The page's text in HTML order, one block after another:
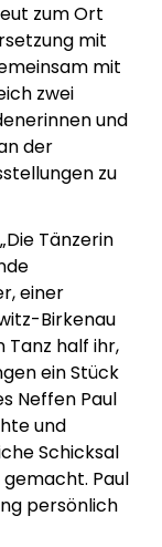
zum Ort
mit
mit
zwei
und
der
zu
Tänzerin
einer
Birkenau
half ihr,
ein Stück
Neffen Paul
und
Schicksal
Paul
persönlich